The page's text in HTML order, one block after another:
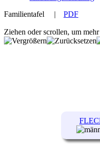
Familientafel
| PDF
Ziehen oder scrollen, um mehr